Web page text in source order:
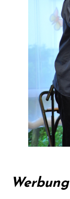
Werbung